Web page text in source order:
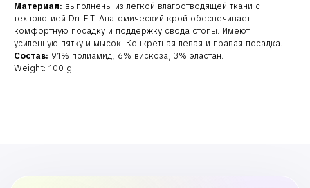
Материал: выполнены из легкой влагоотводящей ткани с
технологией Dri-FIT. Анатомический крой обеспечивает
комфортную посадку и поддержку свода стопы. Имеют
усиленную пятку и мысок. Конкретная левая и правая посадка.
Состав: 91% полиамид, 6% вискоза, 3% эластан.
Weight: 100 g